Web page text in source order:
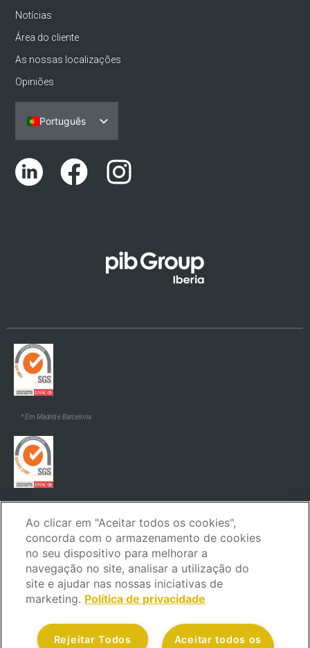
Notícias
Área do cliente
As nossas localizações
Opiniões
Português
Español
English (UK)
* Em Madrid e Barcelona.
Política de segurança
Código de ética e de conduta
Ao clicar em "Aceitar todos os cookies",
concorda com o armazenamento de cookies
no seu dispositivo para melhorar a
navegação no site, analisar a utilização do
site e ajudar nas nossas iniciativas de
marketing. Política de privacidade
Aceitar todos os
Rejeitar Todos